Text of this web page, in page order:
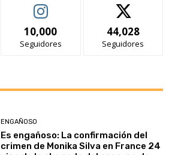
10,000
Seguidores
44,028
Seguidores
ENGAÑOSO
Es engañoso: La confirmación del
crimen de Monika Silva en France 24